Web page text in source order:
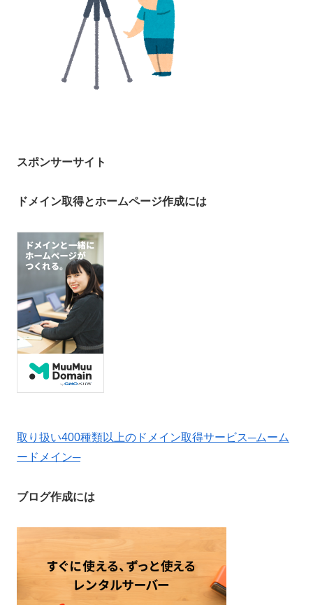
スポンサーサイト
ドメイン取得とホームページ作成には
取り扱い400種類以上のドメイン取得サービス─ムーム
ードメイン─
ブログ作成には